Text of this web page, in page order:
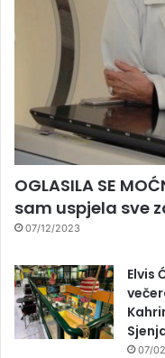
OGLASILA SE
sam uspjela sve
07/12/2023
Elvis
07/